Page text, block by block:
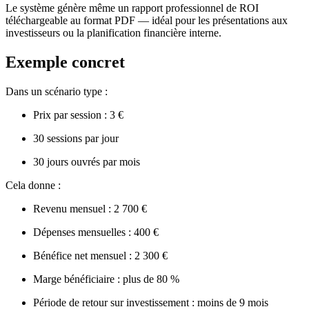
Le système génère même un rapport professionnel de ROI
téléchargeable au format PDF — idéal pour les présentations aux
investisseurs ou la planification financière interne.
Exemple concret
Dans un scénario type :
Prix par session : 3 €
30 sessions par jour
30 jours ouvrés par mois
Cela donne :
Revenu mensuel : 2 700 €
Dépenses mensuelles : 400 €
Bénéfice net mensuel : 2 300 €
Marge bénéficiaire : plus de 80 %
Période de retour sur investissement : moins de 9 mois